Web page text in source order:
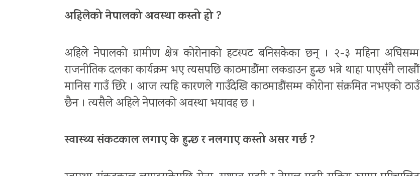
अहिलेको नेपालको अवस्था कस्तो हो ?
अहिले नेपालको ग्रामीण क्षेत्र कोरोनाको हटस्पट बनिसकेका छन् । २-३ महिना अघिसम्म
राजनीतिक दलका कार्यक्रम भए त्यसपछि काठमाडौंमा लकडाउन हुन्छ भन्ने थाहा पाएसँगै लाखौं
मानिस गाउँ छिरे । आज त्यहि कारणले गाउँदेखि काठमाडौंसम्म कोरोना संक्रमित नभएको ठाउँ
छैन । त्यसैले अहिले नेपालको अवस्था भयावह छ ।
स्वास्थ्य संकटकाल लगाए के हुन्छ र नलगाए कस्तो असर गर्छ ?